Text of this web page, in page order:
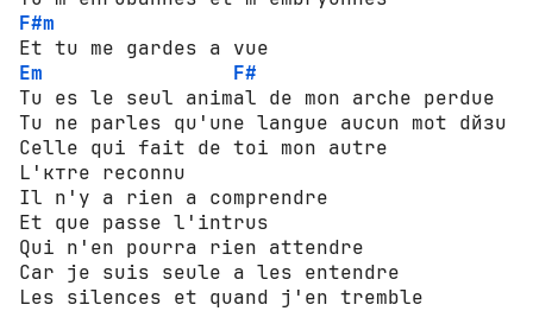
F#m
Em
F#
Tu es le seul animal de mon arche perdue
Tu ne parles qu'une langue aucun mot dйзu
Celle qui fait de toi mon autre
L'ктrе reconnu
Il n'y a rien а comprendre
Et que passe l'intrus
Qui n'en pourra rien attendre
Car je suis seule а les entendre
Les silences et quand j'en tremble